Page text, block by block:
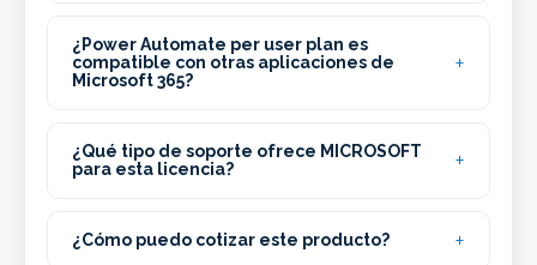
¿Power Automate per user plan es
compatible con otras aplicaciones de
Microsoft 365?
¿Qué tipo de soporte ofrece MICROSOFT
para esta licencia?
¿Cómo puedo cotizar este producto?